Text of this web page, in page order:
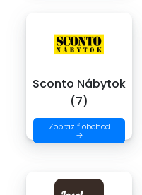
Sconto Nábytok
(7)
Zobraziť obchod
→